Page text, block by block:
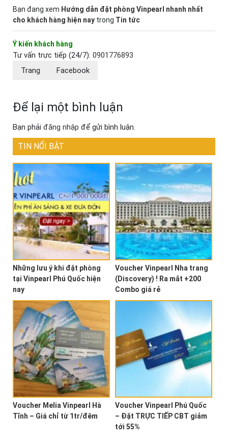
Bạn đang xem Hướng dẫn đặt phòng Vinpearl nhanh nhất
cho khách hàng hiện nay trong Tin tức
Ý kiến khách hàng
Tư vấn trực tiếp (24/7): 0901776893
Trang
Facebook
Để lại một bình luận
Bạn phải đăng nhập để gửi bình luận.
TIN NỔI BẬT
Những lưu ý khi đặt phòng
tại Vinpearl Phú Quốc hiện
nay
Voucher Vinpearl Nha trang
(Discovery) ! Ra mắt +200
Combo giá rẻ
Voucher Melia Vinpearl Hà
Tĩnh – Giá chỉ từ 1tr/đêm
Voucher Vinpearl Phú Quốc
– Đặt TRỰC TIẾP CBT giảm
tới 55%